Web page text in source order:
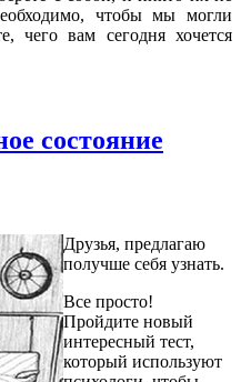
чтобы мы могли
чего вам сегодня хочется
состояние
Друзья, предлагаю
получше себя узнать.
Все просто!
Пройдите новый
интересный тест,
который используют